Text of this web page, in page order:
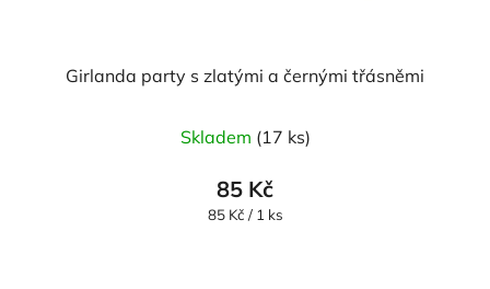
Girlanda party s zlatými a černými třásněmi
Skladem (17 ks)
85 Kč
Měrná
85 Kč / 1 ks